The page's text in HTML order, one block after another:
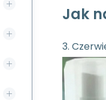
Jak
3.